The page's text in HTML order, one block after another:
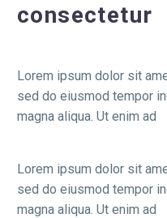
consectetur
Lorem ipsum dolor sit
sed do eiusmod tempor
magna aliqua. Ut enim ad
Lorem ipsum dolor sit
sed do eiusmod tempor
magna aliqua. Ut enim ad